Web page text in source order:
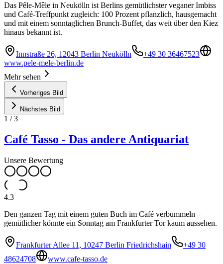
Das Pêle-Mêle in Neukölln ist Berlins gemütlichster veganer Imbiss
und Café-Treffpunkt zugleich: 100 Prozent pflanzlich, hausgemacht
und mit einem sonntaglichen Brunch-Buffet, das weit über den Kiez
hinaus bekannt ist.
Innstraße 26, 12043 Berlin Neukölln
+49 30 36467523
www.pele-mele-berlin.de
Mehr sehen
Vorheriges Bild
Nächstes Bild
1 /3
Café Tasso - Das andere Antiquariat
Unsere Bewertung
4.3
Den ganzen Tag mit einem guten Buch im Café verbummeln –
gemütlicher könnte ein Sonntag am Frankfurter Tor kaum aussehen.
Frankfurter Allee 11, 10247 Berlin Friedrichshain
+49 30
48624708
www.cafe-tasso.de